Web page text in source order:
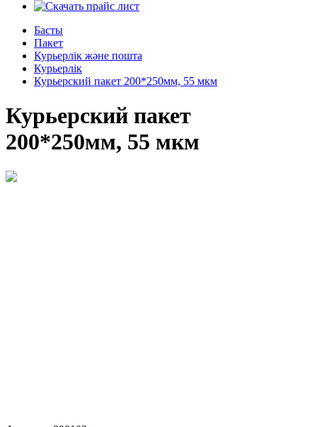
Басты
Пакет
Курьерлік және пошта
Курьерлік
Курьерский пакет 200*250мм, 55 мкм
Курьерский пакет
200*250мм, 55 мкм